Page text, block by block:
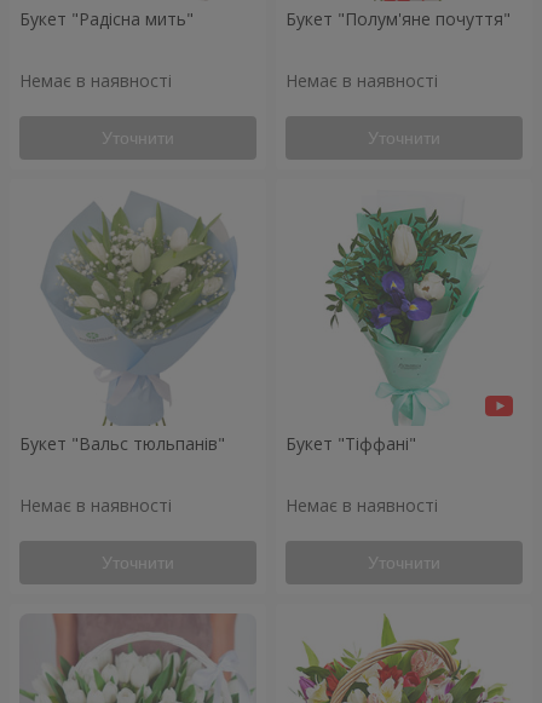
Букет "Радісна мить"
Немає в наявності
Уточнити
Букет "Полум'яне почуття"
Немає в наявності
Уточнити
Букет "Вальс тюльпанів"
Немає в наявності
Уточнити
Букет "Тіффані"
Немає в наявності
Уточнити